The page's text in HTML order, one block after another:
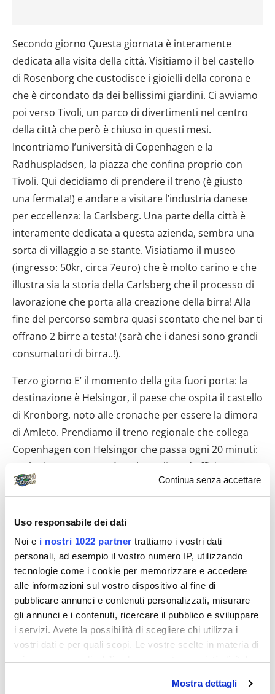
Continua senza accettare
Uso responsabile dei dati
Noi e i nostri 1022 partner trattiamo i vostri dati
personali, ad esempio il vostro numero IP, utilizzando
tecnologie come i cookie per memorizzare e accedere
alle informazioni sul vostro dispositivo al fine di
pubblicare annunci e contenuti personalizzati, misurare
gli annunci e i contenuti, ricercare il pubblico e sviluppare
i servizi. Avete la possibilità di scegliere chi utilizza i
vostri dati e per quali scopi. Le vostre scelte in materia di
modificare o revocare il proprio consenso in qualsiasi
Mostra dettagli
Secondo giorno Questa giornata è interamente
dedicata alla visita della città. Visitiamo il bel castello
di Rosenborg che custodisce i gioielli della corona e
che è circondato da dei bellissimi giardini. Ci avviamo
poi verso Tivoli, un parco di divertimenti nel centro
della città che però è chiuso in questi mesi.
Incontriamo l’università di Copenhagen e la
Radhuspladsen, la piazza che confina proprio con
Tivoli. Qui decidiamo di prendere il treno (è giusto
una fermata!) e andare a visitare l’industria danese
per eccellenza: la Carlsberg. Una parte della città è
interamente dedicata a questa azienda, sembra una
sorta di villaggio a se stante. Visiatiamo il museo
(ingresso: 50kr, circa 7euro) che è molto carino e che
illustra sia la storia della Carlsberg che il processo di
lavorazione che porta alla creazione della birra! Alla
fine del percorso sembra quasi scontato che nel bar ti
offrano 2 birre a testa! (sarà che i danesi sono grandi
consumatori di birra..!).
Terzo giorno E’ il momento della gita fuori porta: la
destinazione è Helsingor, il paese che ospita il castello
di Kronborg, noto alle cronache per essere la dimora
di Amleto. Prendiamo il treno regionale che collega
Copenhagen con Helsingor che passa ogni 20 minuti:
anche in questo caso è molto pulito ed efficiente, per
percorrere circa 40km ci impiega poco più di 40
minuti. Dalla stazione di Helsingor non ci si può
sbagliare: il castello è ben visibile! Si affaccia
direttamente sullo stretto del Sund ed in effetti
storicamente aveva la funzione di dogana per le navi
che attraversavano lo stretto. Si possono visitare le
segrete e le stanze reali, oltre al museo marittimo. Si
gode poi di una splendida vista sul mare e sulla
Svezia. Infatti, proprio in questo punto, si può arrivare
in Svezia con soli 20 minuti di traghetto. Il traghetto in
saremo ripetitivi, ma è molto pulito ed efficiente!